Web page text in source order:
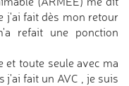
j'ai fait dès mon retour
refait une ponction
et toute seule avec ma
j'ai fait un AVC , je suis